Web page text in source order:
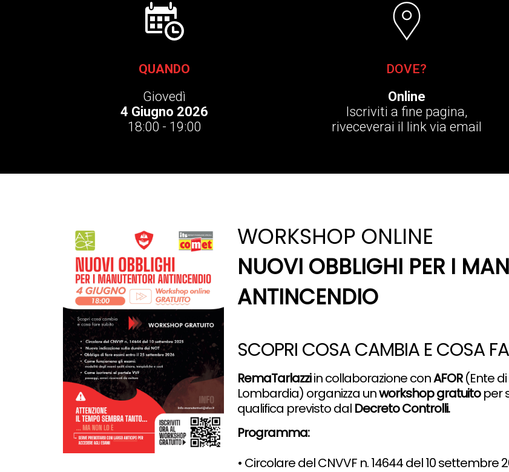
QUANDO
Giovedì
4 Giugno 2026
18:00 - 19:00
DOVE?
Online
Iscriviti a fine pagina,
riveceverai il link via email
WORKSHOP ONLINE
NUOVI OBBLIGHI PER I
ANTINCENDIO
SCOPRI COSA CAMBIA E COSA
RemaTarlazziin collaborazione conAFOR(Ente
Lombardia) organizza unworkshop gratuitoper
qualifica previsto dal Decreto Controlli.
Programma:
• Circolare del CNVVF n. 14644 del 10 settembre